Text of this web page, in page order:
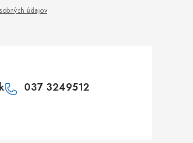
údajov
037 3249512